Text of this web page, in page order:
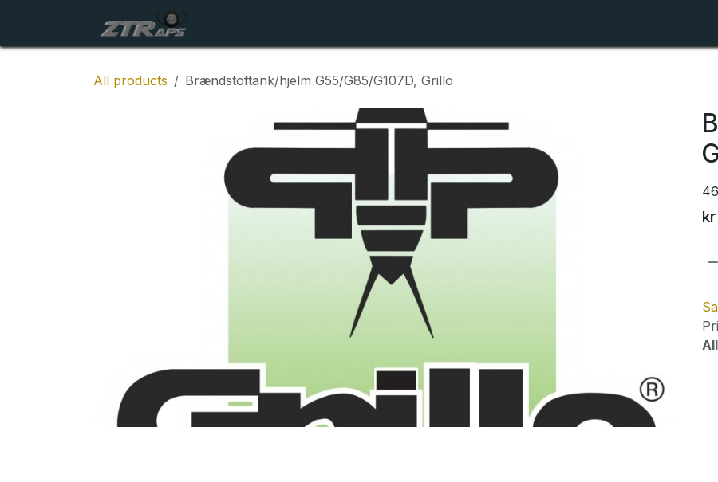
All products Brændstoftank/hjelm G55/G85/G107D, Grillo
kr